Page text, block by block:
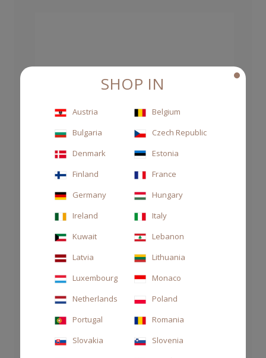
CREMA MANI&CORPO 250ML GERANIO
IMPERIALE
38,00 €
SHOP IN
Austria
Belgium
Bulgaria
Czech Republic
Denmark
Estonia
Finland
France
Germany
Hungary
Ireland
Italy
Kuwait
Lebanon
Latvia
Lithuania
Luxembourg
Monaco
Netherlands
Poland
Portugal
Romania
Slovakia
Slovenia